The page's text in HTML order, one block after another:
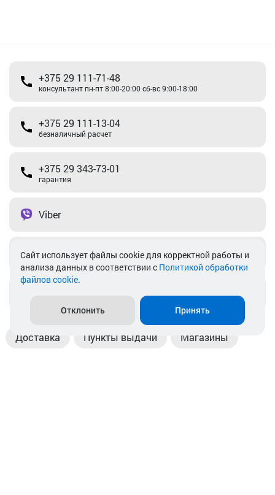
+375 29 111-71-48
консультант пн-пт 8:00-20:00 сб-вс 9:00-18:00
+375 29 111-13-04
безналичный расчет
+375 29 343-73-01
гарантия
Viber
Telegram
Доставка Пункты выдачи Магазины
Cайт использует файлы cookie для корректной работы и
анализа данных в соответствии с Политикой обработки
файлов cookie.
Отклонить Принять